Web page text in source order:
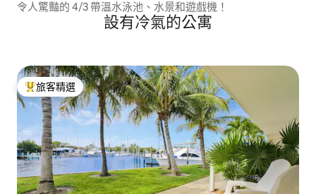
令人驚豔的 4/3 帶溫水泳池、水景和遊戲機！
設有冷氣的公寓
旅客精選榜首
旅客精選